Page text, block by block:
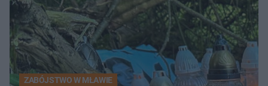
ZABÓJSTWO W MŁAWIE